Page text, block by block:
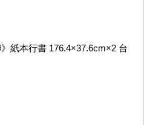
紙本行書 176.4×37.6cm×2 台